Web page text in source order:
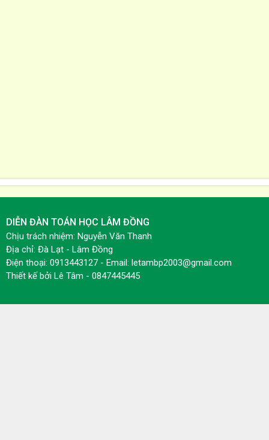
DIỄN ĐÀN TOÁN HỌC LÂM ĐỒNG
Chịu trách nhiệm: Nguyễn Văn Thanh
Địa chỉ: Đà Lạt - Lâm Đồng
Điện thoại: 0913443127 - Email: letambp2003@gmail.com
Thiết kế bởi Lê Tâm - 0847445445